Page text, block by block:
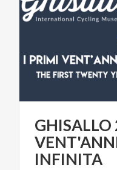
GHISALLO
INFINITA